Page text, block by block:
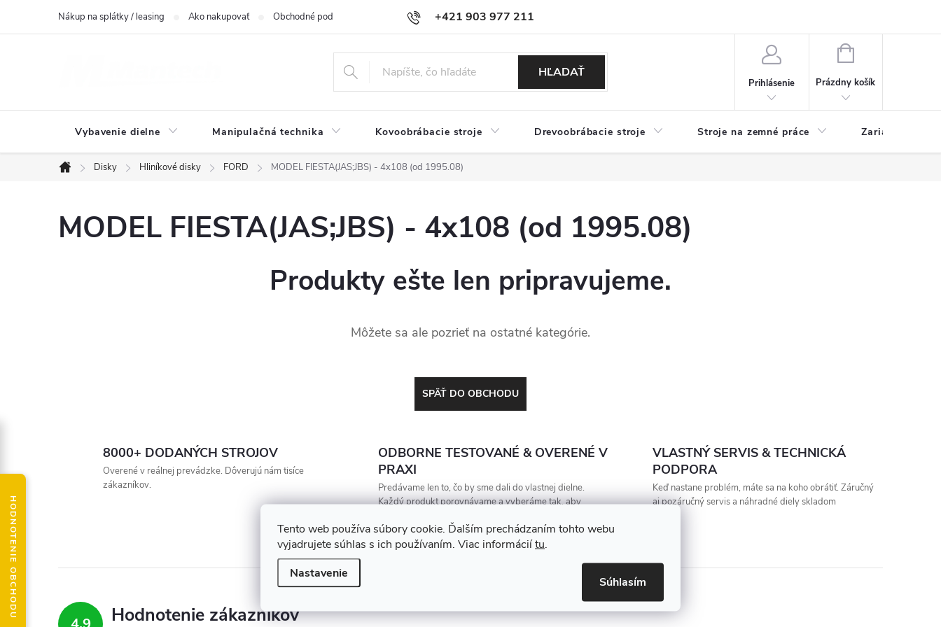
Tento web používa súbory cookie. Ďalším prechádzaním tohto webu
vyjadrujete súhlas s ich používaním. Viac informáciítu.
Nastavenie
Súhlasím
+421 903 977 211
Nákup na splátky / leasing Ako nakupovať Obchodné podmienky Podmienky ochrany osobných údajov
HĽADAŤ
Prihlásenie
NÁKUPNÝ
Prázdny košík
Vybavenie dielne Manipulačná technika Kovoobrábacie stroje Drevoobrábacie stroje Stroje na zemné práce Zariadenia na
Domov
Disky Hliníkové disky FORD MODEL FIESTA(JAS;JBS) - 4x108 (od 1995.08)
MODEL FIESTA(JAS;JBS) - 4x108 (od 1995.08)
Produkty ešte len pripravujeme.
Môžete sa ale pozrieť na ostatné kategórie.
SPÄŤ DO OBCHODU
8000+ DODANÝCH STROJOV
Overené v reálnej prevádzke. Dôverujú nám tisíce
zákazníkov.
ODBORNE TESTOVANÉ & OVERENÉ V
PRAXI
Predávame len to, čo by sme dali do vlastnej dielne.
Každý produkt porovnávame a vyberáme tak, aby
VLASTNÝ SERVIS & TECHNICKÁ
PODPORA
Keď nastane problém, máte sa na koho obrátiť. Záručný
aj pozáručný servis a náhradné diely skladom
Hodnotenie zákazníkov
HODNOTENIE OBCHODU